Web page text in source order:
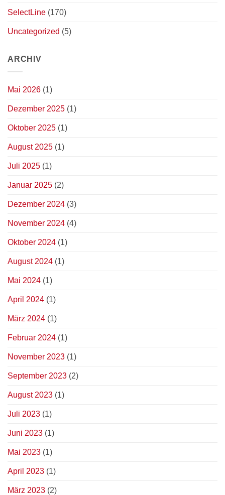
SelectLine (170)
Uncategorized (5)
ARCHIV
Mai 2026 (1)
Dezember 2025 (1)
Oktober 2025 (1)
August 2025 (1)
Juli 2025 (1)
Januar 2025 (2)
Dezember 2024 (3)
November 2024 (4)
Oktober 2024 (1)
August 2024 (1)
Mai 2024 (1)
April 2024 (1)
März 2024 (1)
Februar 2024 (1)
November 2023 (1)
September 2023 (2)
August 2023 (1)
Juli 2023 (1)
Juni 2023 (1)
Mai 2023 (1)
April 2023 (1)
März 2023 (2)